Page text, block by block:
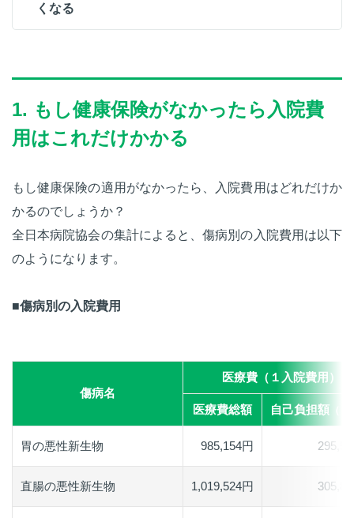
くなる
1. もし健康保険がなかったら入院費
用はこれだけかかる
もし健康保険の適用がなかったら、入院費用はどれだけか
かるのでしょうか？
全日本病院協会の集計によると、傷病別の入院費用は以下
のようになります。
■傷病別の入院費用
傷病名
医療費（１入院費用）
医療費総額 自己負担額
胃の悪性新生物 985,154円
直腸の悪性新生物 1,019,524円